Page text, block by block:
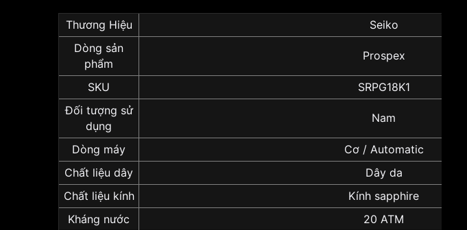
Thương Hiệu
Seiko
Dòng sản
phẩm
Prospex
SKU
SRPG18K1
Đối tượng sử
dụng
Nam
Dòng máy
Cơ / Automatic
Chất liệu dây
Dây da
Chất liệu kính
Kính sapphire
Kháng nước
20 ATM